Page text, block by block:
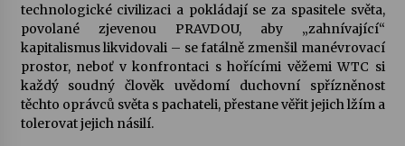
technologické civilizaci a pokládají se za spasitele světa,
povolané zjevenou PRAVDOU, aby „zahnívající“
kapitalismus likvidovali – se fatálně zmenšil manévrovací
prostor, neboť v konfrontaci s hořícími věžemi WTC si
každý soudný člověk uvědomí duchovní spřízněnost
těchto oprávců světa s pachateli, přestane věřit jejich lžím a
tolerovat jejich násilí.